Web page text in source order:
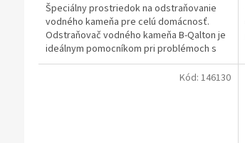
Špeciálny prostriedok na odstraňovanie
vodného kameňa pre celú domácnosť.
Odstraňovač vodného kameňa B-Qalton je
ideálnym pomocníkom pri problémoch s
vodným kameňom v domácnosti aj
Kód: 146130